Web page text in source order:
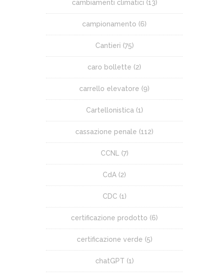
cambiamenti climatici (13)
campionamento (6)
Cantieri (75)
caro bollette (2)
carrello elevatore (9)
Cartellonistica (1)
cassazione penale (112)
CCNL (7)
CdA (2)
CDC (1)
certificazione prodotto (6)
certificazione verde (5)
chatGPT (1)